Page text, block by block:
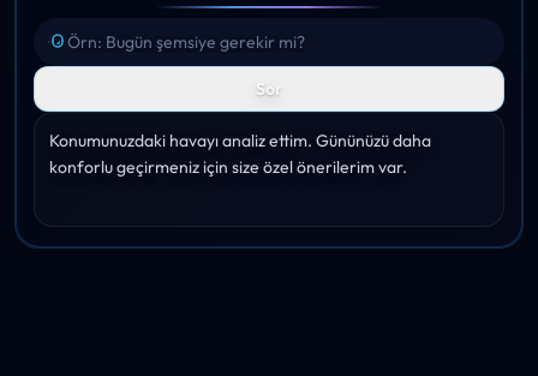
Sor
Konumunuzdaki havayı analiz ettim. Gününüzü daha
konforlu geçirmeniz için size özel önerilerim var.